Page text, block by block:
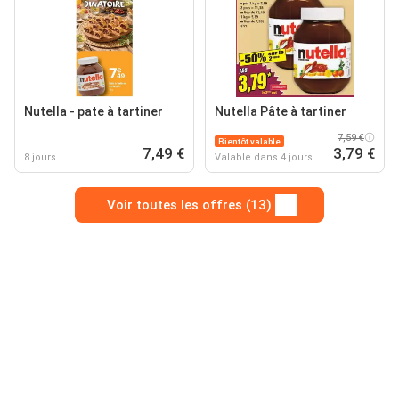
Nutella - pate à tartiner
8 jours 7,49 €
Nutella Pâte à tartiner
Bientôt valable
Valable dans 4 jours
7,59 €
3,79 €
Voir toutes les offres (13)